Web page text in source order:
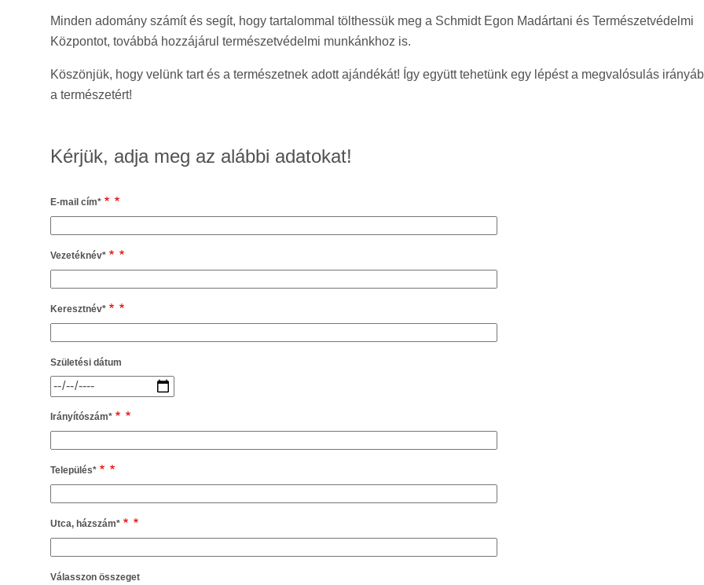
Minden adomány számít és segít, hogy tartalommal tölthessük meg a Schmidt Egon Madártani és Természetvédelmi
Központot, továbbá hozzájárul természetvédelmi munkánkhoz is.
Köszönjük, hogy velünk tart és a természetnek adott ajándékát! Így együtt tehetünk egy lépést a megvalósulás
a természetért!
Kérjük, adja meg az alábbi adatokat!
E-mail cím*
Vezetéknév*
Keresztnév*
Születési dátum
Irányítószám*
Település*
Utca, házszám*
Válasszon összeget